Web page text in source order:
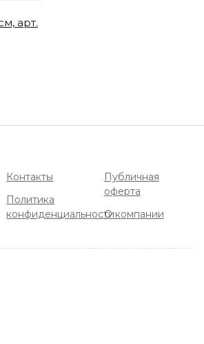
арт.
Контакты
Политика
конфиденциальности
Публичная
оферта
О компании